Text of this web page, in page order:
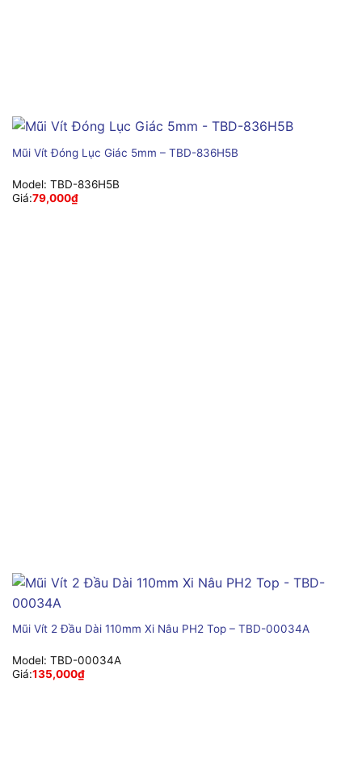
Mũi Vít Đóng Lục Giác 5mm – TBD-836H5B
Model: TBD-836H5B
Giá:79,000₫
Mũi Vít 2 Đầu Dài 110mm Xi Nâu PH2 Top – TBD-00034A
Model: TBD-00034A
Giá:135,000₫